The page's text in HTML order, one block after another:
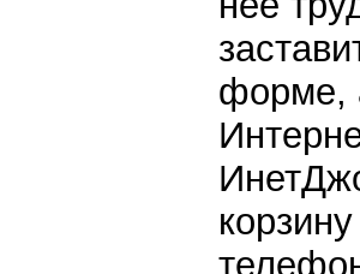
форме,